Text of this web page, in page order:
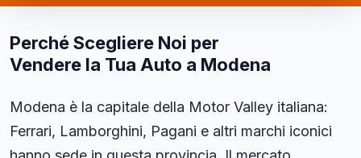
Perché Scegliere Noi per
Vendere la Tua Auto a Modena
Modena è la capitale della Motor Valley italiana:
Ferrari, Lamborghini, Pagani e altri marchi iconici